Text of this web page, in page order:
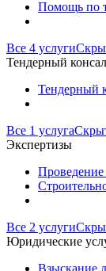
Помощь по
Все 4 услуги
Тендерный
Тендерный
Все 1 услуга
Экспертизы
Проведение
Все 2 услуги
Юридические
Взыскание